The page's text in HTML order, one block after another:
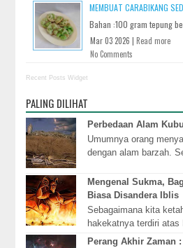
MEMBUAT CARABIKANG
Bahan :100 gram tepung
Mar 03 2026 |Read more
No Comments
Recent Posts Widget
PALING DILIHAT
Perbedaan Alam
Umumnya orang
dengan alam barzah.
kematian tetapi s...
Mengenal Sukma,
Biasa Disandera Iblis
Sebagaimana kita
hakekatnya terdiri
adalah 'Dzat Hidup',
Perang Akhir Zaman